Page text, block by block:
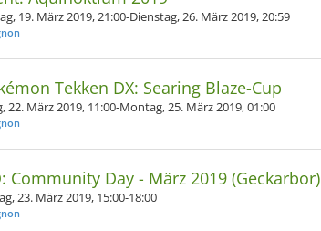
19. März 2019, 21:00-Dienstag, 26. März 2019, 20:59
Tekken DX: Searing Blaze-Cup
22. März 2019, 11:00-Montag, 25. März 2019, 01:00
Community Day - März 2019 (Geckarbor)
23. März 2019, 15:00-18:00